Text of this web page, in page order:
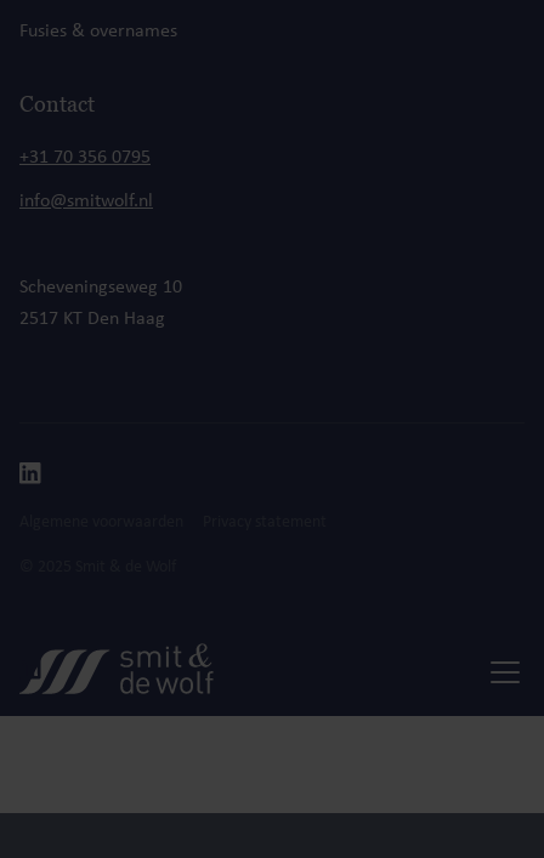
Fusies & overnames
Contact
+31 70 356 0795
info@smitwolf.nl
Scheveningseweg 10
2517 KT Den Haag